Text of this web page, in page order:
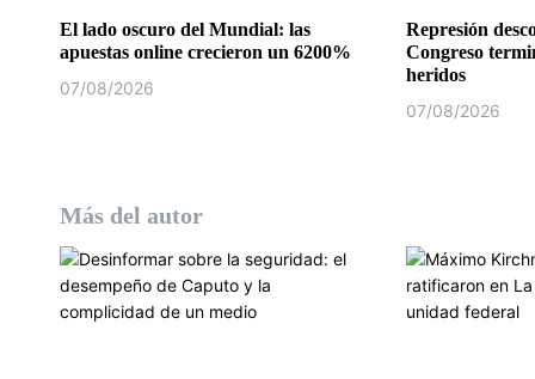
a
d
El lado oscuro del Mundial: las
apuestas online crecieron un 6200%
07/08/2026
Represión
Congreso
heridos
07/08/2026
Más del autor